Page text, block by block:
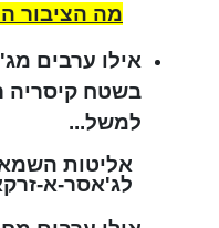
מה הציבור
אילו ערבים
בשטח קיסריה
למשל...
אליטות
לג'אסר-א-